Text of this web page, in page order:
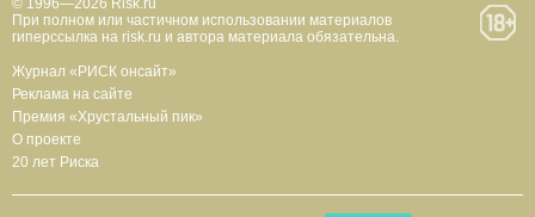
© 1996—2026 Risk.ru
При полном или частичном использовании материалов
гиперссылка на risk.ru и автора материала обязательна.
Журнал «РИСК онсайт»
Реклама на сайте
Премия «Хрустальный пик»
О проекте
20 лет Риска